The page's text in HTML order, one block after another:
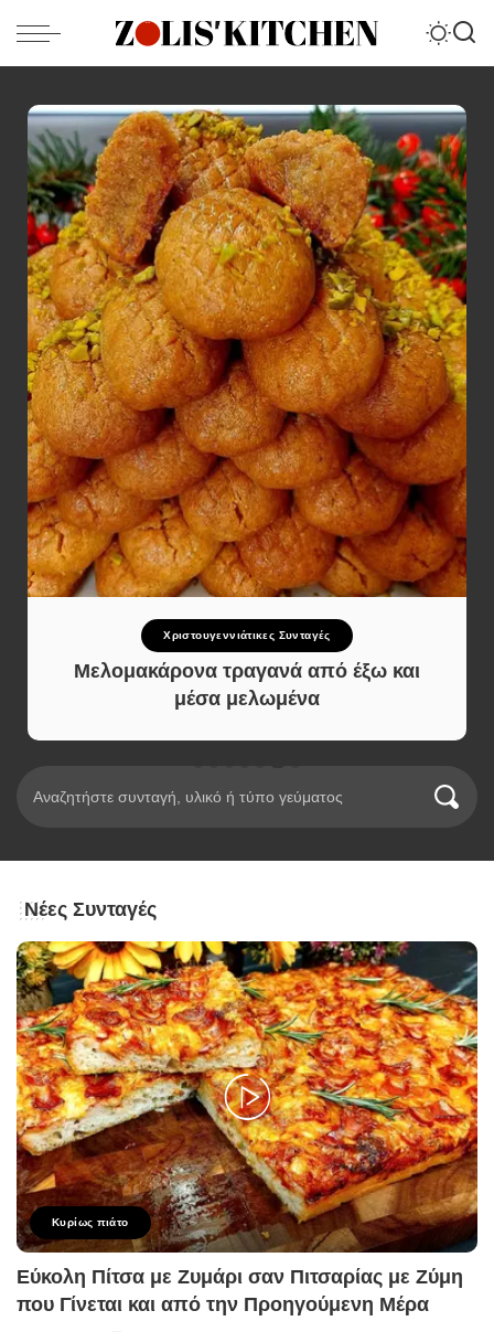
Χριστουγεννιάτικες Συνταγές
Μελομακάρονα τραγανά από έξω και
μέσα μελωμένα
Νέες Συνταγές
Κυρίως πιάτο
Εύκολη Πίτσα με Ζυμάρι σαν Πιτσαρίας με Ζύμη
που Γίνεται και από την Προηγούμενη Μέρα